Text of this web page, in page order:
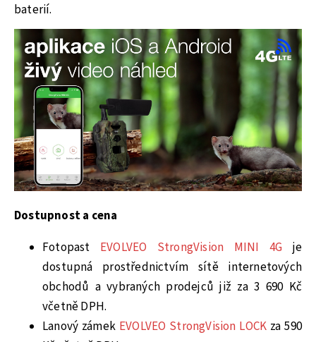
baterií.
Dostupnost a cena
Fotopast EVOLVEO StrongVision MINI 4G je
dostupná prostřednictvím sítě internetových
obchodů a vybraných prodejců již za 3 690 Kč
včetně DPH.
Lanový zámek EVOLVEO StrongVision LOCK za 590